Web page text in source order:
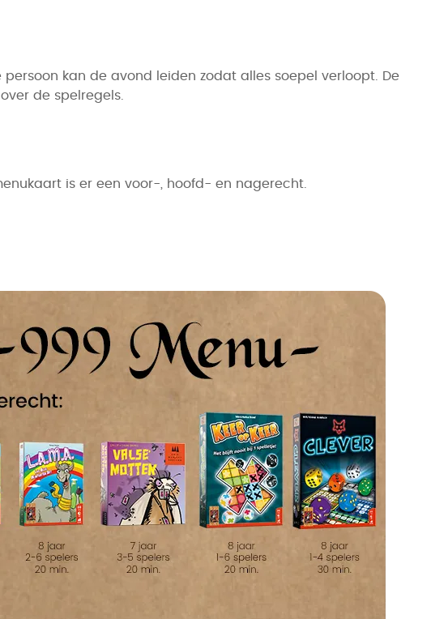
kan de avond leiden zodat alles soepel verloopt. De
de spelregels.
is er een voor-, hoofd- en nagerecht.